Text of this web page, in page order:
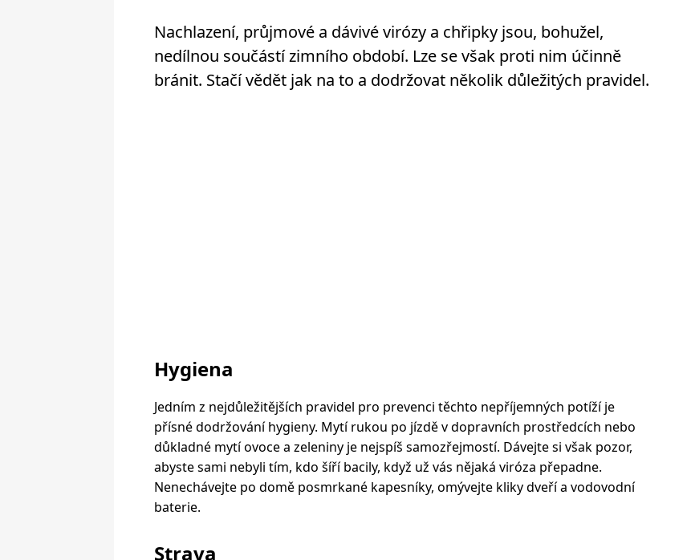
Nachlazení, průjmové a dávivé virózy a chřipky jsou, bohužel,
nedílnou součástí zimního období. Lze se však proti nim účinně
bránit. Stačí vědět jak na to a dodržovat několik důležitých pravidel.
Hygiena
Jedním z nejdůležitějších pravidel pro prevenci těchto nepříjemných potíží je
přísné dodržování hygieny. Mytí rukou po jízdě v dopravních prostředcích nebo
důkladné mytí ovoce a zeleniny je nejspíš samozřejmostí. Dávejte si však pozor,
abyste sami nebyli tím, kdo šíří bacily, když už vás nějaká viróza přepadne.
Nenechávejte po domě posmrkané kapesníky, omývejte kliky dveří a vodovodní
baterie.
Strava